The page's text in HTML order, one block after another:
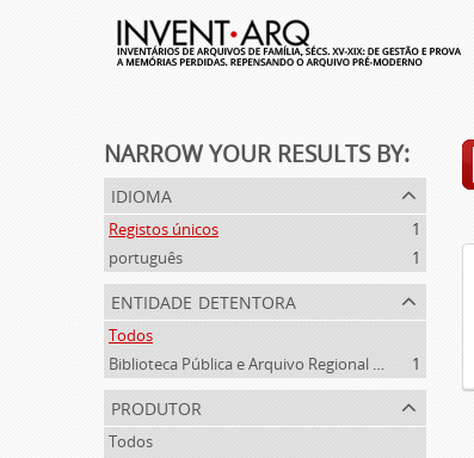
NARROW YOUR RESULTS BY:
idioma
Registos únicos
1
português
1
entidade detentora
Todos
Biblioteca Pública e Arquivo Regional de Ponta Delgada
1
produtor
Todos